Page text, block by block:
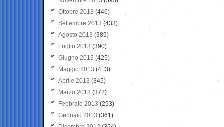
Ottobre 2013 (446)
Settembre 2013 (433)
Agosto 2013 (389)
Luglio 2013 (390)
Giugno 2013 (425)
Maggio 2013 (413)
Aprile 2013 (345)
Marzo 2013 (372)
Febbraio 2013 (293)
Gennaio 2013 (361)